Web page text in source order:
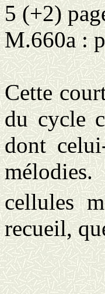
5 (+2)
M.660a :
Cette
du cycle
dont
cellules
recueil,